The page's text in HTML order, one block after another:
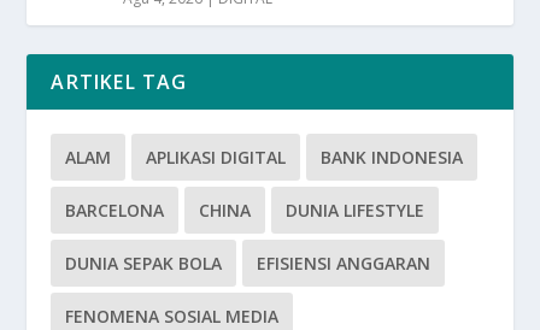
ARTIKEL TAG
ALAM APLIKASI DIGITAL BANK INDONESIA
BARCELONA CHINA DUNIA LIFESTYLE
DUNIA SEPAK BOLA EFISIENSI ANGGARAN
FENOMENA SOSIAL MEDIA